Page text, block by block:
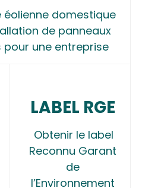
éolienne domestique
de panneaux
une entreprise
LABEL RGE
Obtenir le label
Reconnu Garant
de
l’Environnement